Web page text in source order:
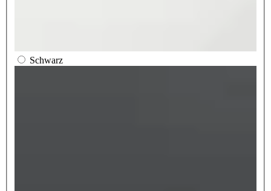
Schwarz